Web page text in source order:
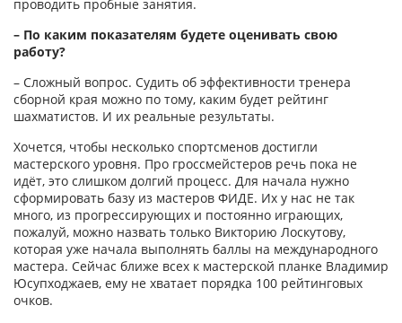
проводить пробные занятия.
– По каким показателям будете оценивать свою
работу?
– Сложный вопрос. Судить об эффективности тренера
сборной края можно по тому, каким будет рейтинг
шахматистов. И их реальные результаты.
Хочется, чтобы несколько спортсменов достигли
мастерского уровня. Про гроссмейстеров речь пока не
идёт, это слишком долгий процесс. Для начала нужно
сформировать базу из мастеров ФИДЕ. Их у нас не так
много, из прогрессирующих и постоянно играющих,
пожалуй, можно назвать только Викторию Лоскутову,
которая уже начала выполнять баллы на международного
мастера. Сейчас ближе всех к мастерской планке Владимир
Юсупходжаев, ему не хватает порядка 100 рейтинговых
очков.